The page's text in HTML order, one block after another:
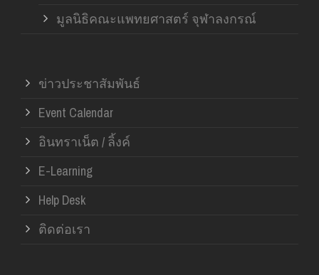
มูลนิธิคณะแพทยศาสตร์ จุฬาลงกรณ์
ข่าวประชาสัมพันธ์
Event Calendar
อินทราเน็ต / ลิ้งค์
E-Learning
Help Desk
ติดต่อเรา